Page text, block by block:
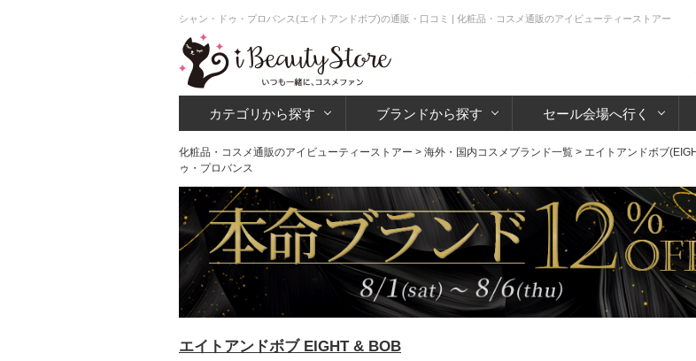
シャン・ドゥ・プロバンス(エイトアンドボブ)の通販・口コミ | 化粧品・コスメ通販のアイビューティーストアー
カテゴリから探す ブランドから探す セール会場へ行く
化粧品・コスメ通販のアイビューティーストアー > 海外・国内コスメブランド一覧 > エイトアンドボブ
ゥ・プロバンス
エイトアンドボブ EIGHT & BOB